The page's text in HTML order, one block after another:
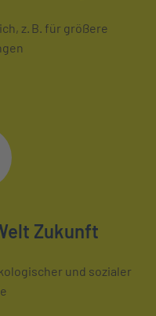
z. B. für größere
Zukunft
und sozialer